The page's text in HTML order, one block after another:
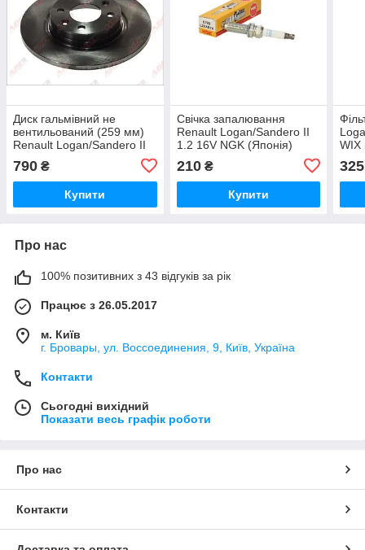
Диск гальмівний не
вентильований (259 мм)
Renault Logan/Sandero II
790 ₴
Купити
Свічка запалювання
Renault Logan/Sandero II
1.2 16V NGK (Японія)
210₴
Купити
325
Про нас
100% позитивних з 43 відгуків за рік
Працює з 26.05.2017
м. Київ
г. Бровары, ул. Воссоединения, 9, Київ, Україна
Контакти
Сьогодні вихідний
Показати весь графік роботи
Про нас
Контакти